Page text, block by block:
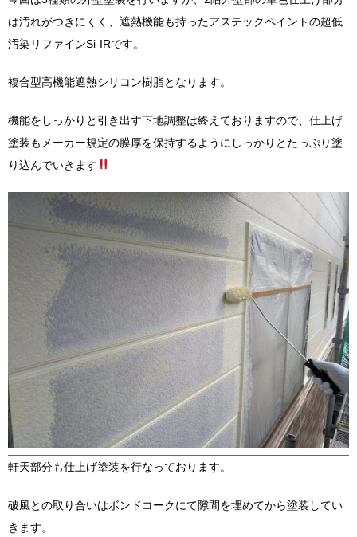
は汚れがつきにくく、遮熱機能も持ったアステックペイントの超低
汚染リファインSi-IRです。
複合型高機能遮熱シリコン樹脂となります。
機能をしっかりと引き出す下地調整は終えておりますので、仕上げ
塗装もメーカー規定の膜厚を保持するようにしっかりとたっぷり塗
り込んでいきます
軒天部分も仕上げ塗装を行なっております。
破風との取り合いはボンドコークにて隙間を埋めてから塗装してい
きます。